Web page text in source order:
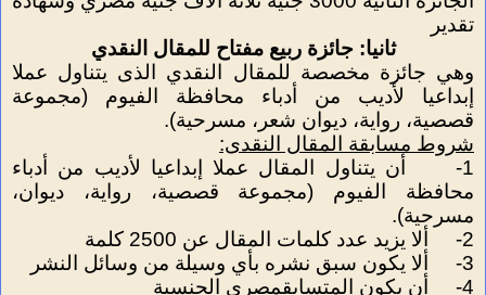
تقدير
ثانيا: جائزة ربيع مفتاح للمقال النقدي
وهي جائزة مخصصة للمقال النقدي الذى يتناول عملا
إبداعيا لأديب من أدباء محافظة الفيوم (مجموعة
قصصية، رواية، ديوان شعر، مسرحية).
شروط مسابقة المقال النقدى:
1- أن يتناول المقال عملا إبداعيا لأديب من أدباء
محافظة الفيوم (مجموعة قصصية، رواية، ديوان،
مسرحية).
2- ألا يزيد عدد كلمات المقال عن 2500 كلمة
3- ألا يكون سبق نشره بأي وسيلة من وسائل النشر
4- أن يكون المتسابقمصري الجنسية